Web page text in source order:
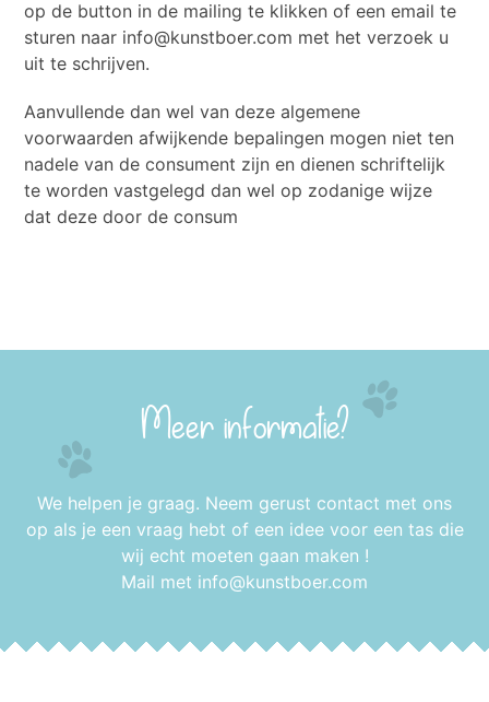
op de button in de mailing te klikken of een email te
sturen naar info@kunstboer.com met het verzoek u
uit te schrijven.
Aanvullende dan wel van deze algemene
voorwaarden afwijkende bepalingen mogen niet ten
nadele van de consument zijn en dienen schriftelijk
te worden vastgelegd dan wel op zodanige wijze
dat deze door de consum
Meer informatie?
We helpen je graag. Neem gerust contact met ons
op als je een vraag hebt of een idee voor een tas die
wij echt moeten gaan maken !
Mail met info@kunstboer.com